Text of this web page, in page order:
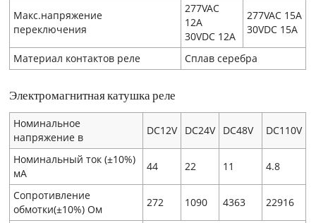
Макс.напряжение
переключения
277VAC
12A
30VDC 12A
277VAC 15A
30VDC 15A
Материал контактов реле Сплав серебра
Электромагнитная катушка реле
Номинальное
напряжение в
DC12V DC24V DC48V DC110V
Номинальный ток (±10%)
мA
44 22 11 4.8
Сопротивление
обмотки(±10%) Ом
272 1090 4363 22916